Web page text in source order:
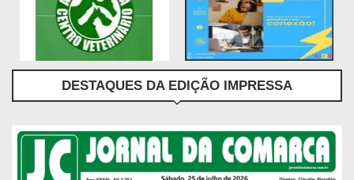
DESTAQUES DA EDIÇÃO IMPRESSA